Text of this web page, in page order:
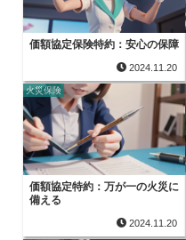
価額協定保険特約：安心の保障
2024.11.20
火災保険
価額協定特約：万が一の火災に
備える
2024.11.20